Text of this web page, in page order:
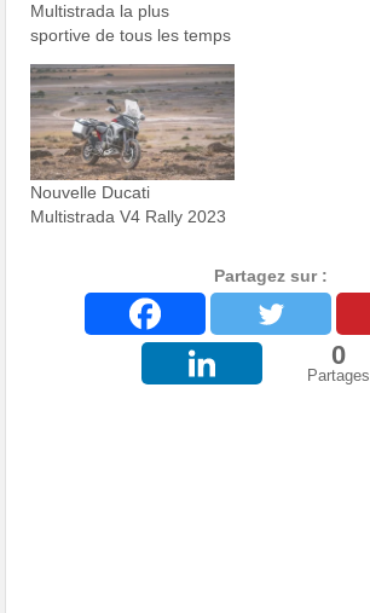
Multistrada la plus
sportive de tous les temps
Nouvelle Ducati
Multistrada V4 Rally 2023
Partagez sur :
0
Partages